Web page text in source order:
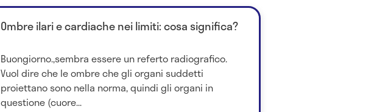
Ombre ilari e cardiache nei limiti: cosa significa?
Buongiorno.,sembra essere un referto radiografico.
Vuol dire che le ombre che gli organi suddetti
proiettano sono nella norma, quindi gli organi in
questione (cuore...